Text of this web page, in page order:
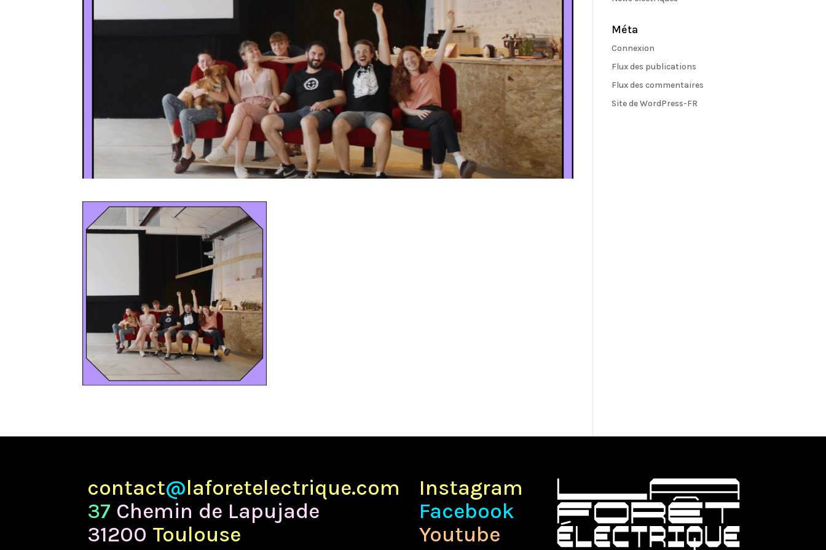
Méta
Connexion
Flux des publications
Flux des commentaires
Site de WordPress-FR
contact@laforetelectrique.com
37 Chemin de Lapujade
31200 Toulouse
Instagram
Facebook
Youtube